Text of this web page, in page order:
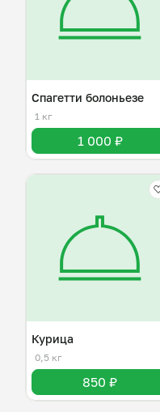
Спагетти болоньезе
1 кг
1 000 ₽
Курица
0,5 кг
850 ₽